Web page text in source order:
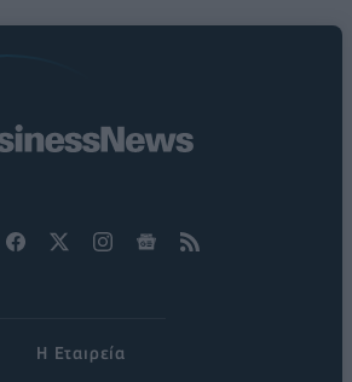
Η Εταιρεία